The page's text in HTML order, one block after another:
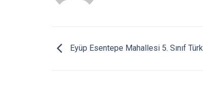
Eyüp Esentepe Mahallesi 5. Sınıf